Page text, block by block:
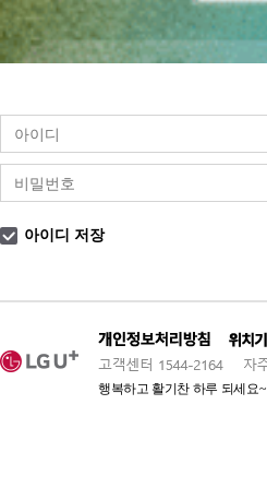
아이디 저장
행복하고 활기찬 하루 되세요~